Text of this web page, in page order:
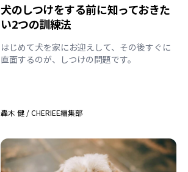
犬のしつけをする前に知っておきた
い2つの訓練法
はじめて犬を家にお迎えして、その後すぐに
直面するのが、しつけの問題です。
轟木 健 /CHERIEE編集部